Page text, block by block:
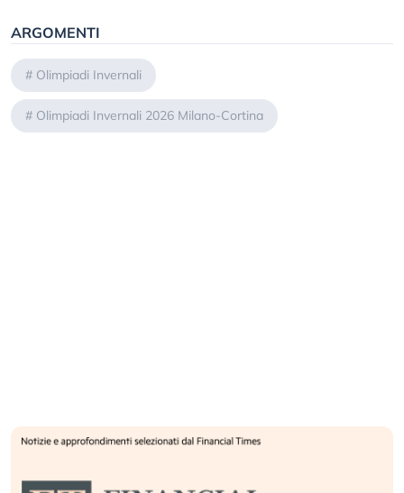
ARGOMENTI
# Olimpiadi Invernali
# Olimpiadi Invernali 2026 Milano-Cortina